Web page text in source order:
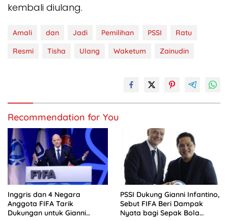
kembali diulang.
Amali dan Jadi Pemilihan PSSI
Ratu
Resmi
Tisha Ulang Waketum Zainudin
Recommendation for You
Inggris dan 4 Negara
Anggota FIFA Tarik
Dukungan untuk Gianni
PSSI Dukung Gianni Infantino,
Sebut FIFA Beri Dampak
Nyata bagi Sepak Bola